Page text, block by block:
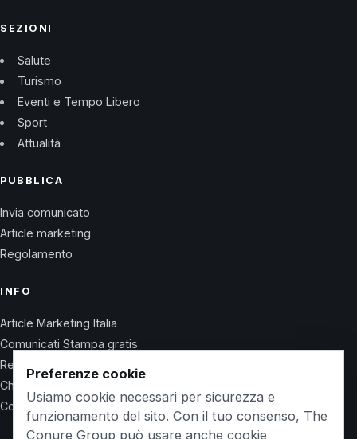
SEZIONI
Salute
Turismo
Eventi e Tempo Libero
Sport
Attualità
PUBBLICA
Invia comunicato
Article marketing
Regolamento
INFO
Article Marketing Italia
Comunicati Stampa gratis
Regolamento
Chi Siamo
Contatti
Preferenze cookie
Usiamo cookie necessari per sicurezza e
funzionamento del sito. Con il tuo consenso, The
Conure Group può usare anche cookie